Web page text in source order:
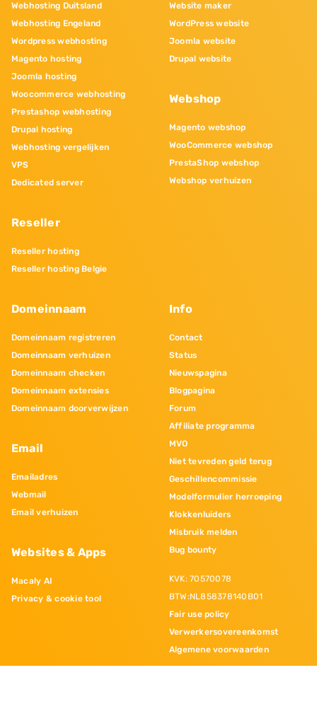
Webhosting Duitsland
Webhosting Engeland
Wordpress webhosting
Magento hosting
Joomla hosting
Woocommerce webhosting
Prestashop webhosting
Drupal hosting
Webhosting vergelijken
VPS
Dedicated server
Reseller
Reseller hosting
Reseller hosting Belgie
Website maker
WordPress website
Joomla website
Drupal website
Webshop
Magento webshop
WooCommerce webshop
PrestaShop webshop
Webshop verhuizen
Domeinnaam
Domeinnaam registreren
Domeinnaam verhuizen
Domeinnaam checken
Domeinnaam extensies
Domeinnaam doorverwijzen
Email
Emailadres
Webmail
Email verhuizen
Websites & Apps
Macaly AI
Privacy & cookie tool
Info
Contact
Status
Nieuwspagina
Blogpagina
Forum
Affiliate programma
MVO
Niet tevreden geld terug
Geschillencommissie
Modelformulier herroeping
Klokkenluiders
Misbruik melden
Bug bounty
KVK: 70570078
BTW:NL858378140B01
Fair use policy
Verwerkersovereenkomst
Algemene voorwaarden